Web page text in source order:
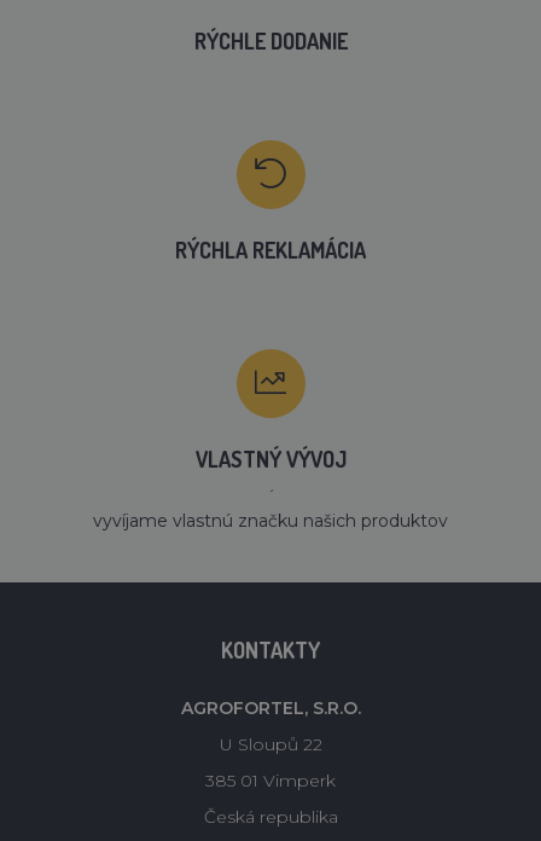
RÝCHLE DODANIE
RÝCHLA REKLAMÁCIA
VLASTNÝ VÝVOJ
´
vyvíjame vlastnú značku našich produktov
KONTAKTY
AGROFORTEL, S.R.O.
U Sloupů 22
385 01 Vimperk
Česká republika